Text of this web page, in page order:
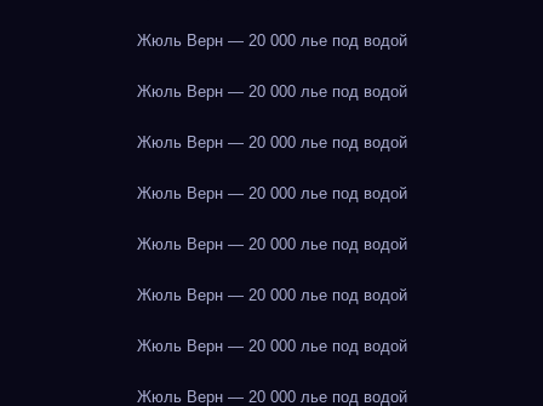
Жюль Верн — 20 000 лье под водой
Жюль Верн — 20 000 лье под водой
Жюль Верн — 20 000 лье под водой
Жюль Верн — 20 000 лье под водой
Жюль Верн — 20 000 лье под водой
Жюль Верн — 20 000 лье под водой
Жюль Верн — 20 000 лье под водой
Жюль Верн — 20 000 лье под водой